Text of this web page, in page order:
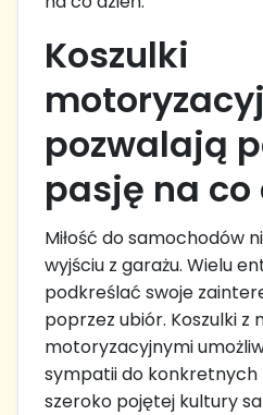
Koszulki
pozwalają
pasję na co
Miłość do samochodów
wyjściu z garażu. Wielu
podkreślać swoje
poprzez ubiór. Koszulki z
motoryzacyjnymi
sympatii do konkretnych
szeroko pojętej kultury